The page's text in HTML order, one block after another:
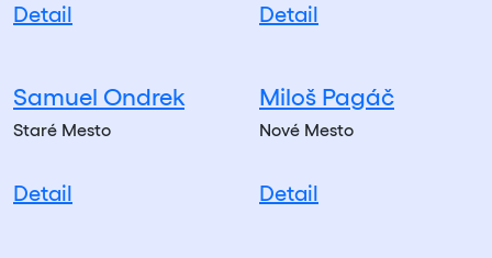
Detail Detail
Samuel Ondrek
Staré Mesto
Detail
Miloš Pagáč
Nové Mesto
Detail